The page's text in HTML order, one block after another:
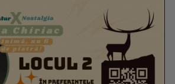
sus!” ne umple duminicile de